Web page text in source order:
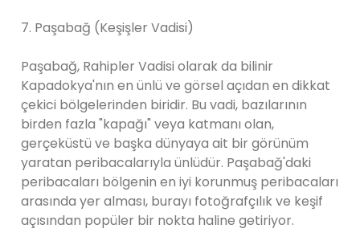
7. Paşabağ (Keşişler Vadisi)
Paşabağ, Rahipler Vadisi olarak da bilinir
Kapadokya'nın en ünlü ve görsel açıdan en dikkat
çekici bölgelerinden biridir. Bu vadi, bazılarının
birden fazla "kapağı" veya katmanı olan,
gerçeküstü ve başka dünyaya ait bir görünüm
yaratan peribacalarıyla ünlüdür. Paşabağ'daki
peribacaları bölgenin en iyi korunmuş peribacaları
arasında yer alması, burayı fotoğrafçılık ve keşif
açısından popüler bir nokta haline getiriyor.